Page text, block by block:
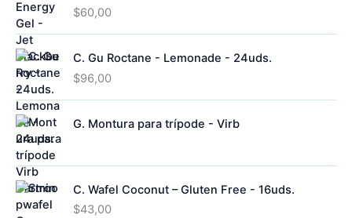
$60,00
C. Gu Roctane - Lemonade - 24uds.
$96,00
G. Montura para trípode - Virb
C. Wafel Coconut – Gluten Free - 16uds.
$43,00